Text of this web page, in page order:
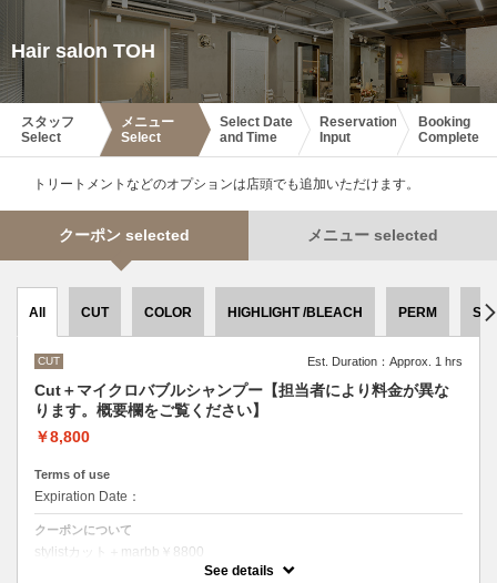
Hair salon TOH
スタッフ
Select
メニュー
Select
Select Date
and Time
Reservation
Input
Booking
Complete
トリートメントなどのオプションは店頭でも追加いただけます。
クーポン selected メニュー selected
All CUT COLOR HIGHLIGHT /BLEACH PERM
CUT Est. Duration：Approx. 1 hrs
Cut＋マイクロバブルシャンプー【担当者により料金が異な
ります。概要欄をご覧ください】
￥8,800
Terms of use
Expiration Date：
クーポンについて
stylistカット＋marbb￥8800
クバ指名カット＋marbb￥9350See details